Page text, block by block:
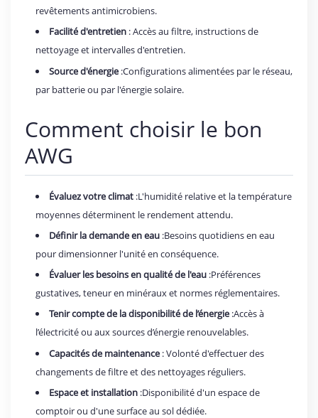
revêtements antimicrobiens.
Facilité d'entretien : Accès au filtre, instructions de
nettoyage et intervalles d'entretien.
Source d'énergie:Configurations alimentées par le réseau,
par batterie ou par l'énergie solaire.
Comment choisir le bon
AWG
Évaluez votre climat :L'humidité relative et la température
moyennes déterminent le rendement attendu.
Définir la demande en eau :Besoins quotidiens en eau
pour dimensionner l'unité en conséquence.
Évaluer les besoins en qualité de l'eau :Préférences
gustatives, teneur en minéraux et normes réglementaires.
Tenir compte de la disponibilité de l’énergie:Accès à
l’électricité ou aux sources d’énergie renouvelables.
Capacités de maintenance: Volonté d'effectuer des
changements de filtre et des nettoyages réguliers.
Espace et installation :Disponibilité d'un espace de
comptoir ou d'une surface au sol dédiée.